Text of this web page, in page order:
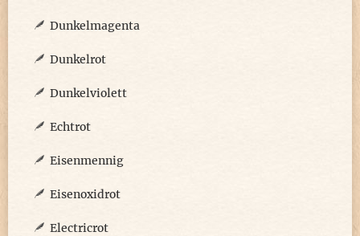
Dunkelmagenta
Dunkelrot
Dunkelviolett
Echtrot
Eisenmennig
Eisenoxidrot
Electricrot